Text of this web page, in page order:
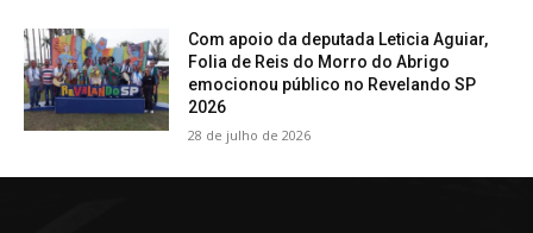
Com apoio da deputada Leticia Aguiar,
Folia de Reis do Morro do Abrigo
emocionou público no Revelando SP
2026
28 de julho de 2026